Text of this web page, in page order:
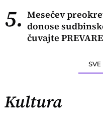
5. Mesečev
donose
čuvajte PREVARE
SVE
Kultura